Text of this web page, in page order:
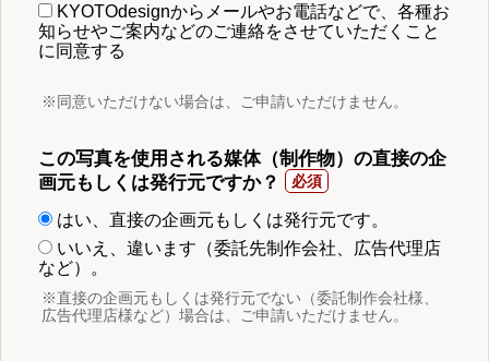
KYOTOdesignからメールやお電話などで、各種お
知らせやご案内などのご連絡をさせていただくこと
に同意する
※同意いただけない場合は、ご申請いただけません。
この写真を使用される媒体（制作物）の直接の企
画元もしくは発行元ですか？
はい、直接の企画元もしくは発行元です。
いいえ、違います（委託先制作会社、広告代理店
など）。
※直接の企画元もしくは発行元でない（委託制作会社様、
広告代理店様など）場合は、ご申請いただけません。